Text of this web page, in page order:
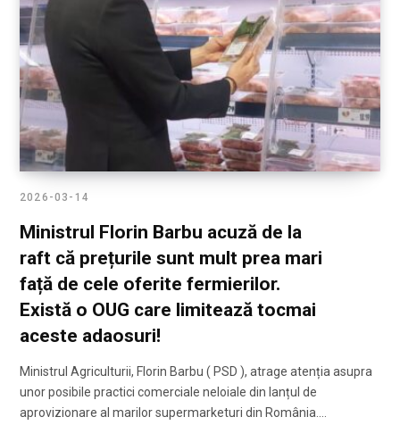
2026-03-14
Ministrul Florin Barbu acuză de la
raft că prețurile sunt mult prea mari
față de cele oferite fermierilor.
Există o OUG care limitează tocmai
aceste adaosuri!
Ministrul Agriculturii, Florin Barbu ( PSD ), atrage atenția asupra
unor posibile practici comerciale neloiale din lanțul de
aprovizionare al marilor supermarketuri din România.…